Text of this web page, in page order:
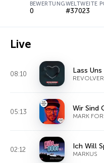
BEWERTUNG
0
WELTWEITE
#37023
Live
08:10 Lass
05:13 Wir Sind
MARK
02:12 Ich Will
MARKUS